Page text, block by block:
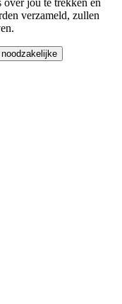
jou te trekken en
verzameld, zullen